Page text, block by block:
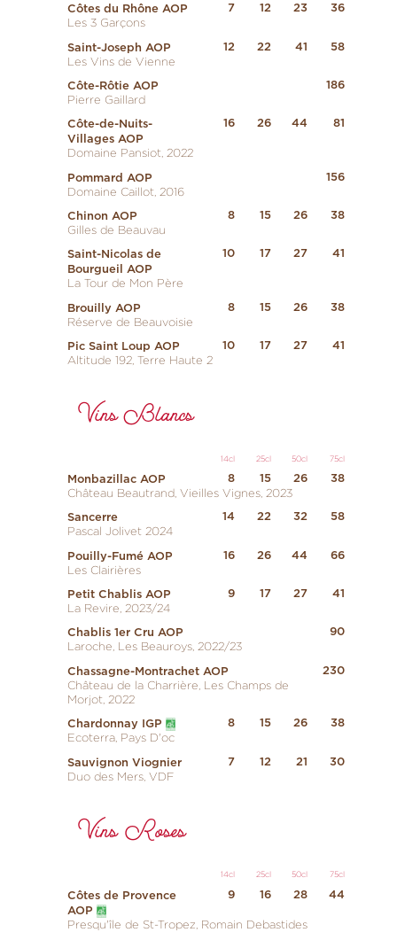
36
23
12
7
Côtes du Rhône AOP
Les 3 Garçons
58
41
22
12
Saint-Joseph AOP
Les Vins de Vienne
186
Côte-Rôtie AOP
Pierre Gaillard
81
44
26
16
Côte-de-Nuits-
Villages AOP
Domaine Pansiot, 2022
156
Pommard AOP
Domaine Caillot, 2016
38
26
15
8
Chinon AOP
Gilles de Beauvau
41
27
17
10
Saint-Nicolas de
Bourgueil AOP
La Tour de Mon Père
38
26
15
8
Brouilly AOP
Réserve de Beauvoisie
41
27
17
10
Pic Saint Loup AOP
Altitude 192, Terre Haute 2
Vins Blancs
75cl
50cl
25cl
14cl
38
26
15
8
Monbazillac AOP
Château Beautrand, Vieilles Vignes, 2023
58
32
22
14
Sancerre
Pascal Jolivet 2024
66
44
26
16
Pouilly-Fumé AOP
Les Clairières
41
27
17
9
Petit Chablis AOP
La Revire, 2023/24
90
Chablis 1er Cru AOP
Laroche, Les Beauroys, 2022/23
230
Chassagne-Montrachet AOP
Château de la Charrière, Les Champs de
Morjot, 2022
38
26
15
8
Chardonnay IGP
Ecoterra, Pays D'oc
30
21
12
7
Sauvignon Viognier
Duo des Mers, VDF
Vins Roses
75cl
50cl
25cl
14cl
44
28
16
9
Côtes de Provence
AOP
Presqu'île de St-Tropez, Romain Debastides